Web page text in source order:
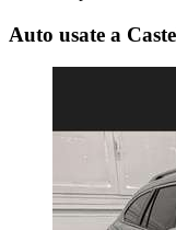
Auto usate a